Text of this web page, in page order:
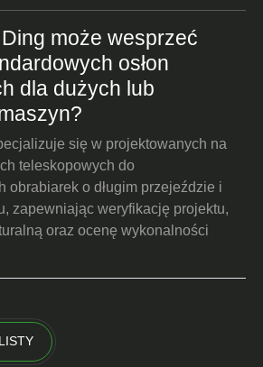
może wesprzeć
osłon
dla dużych lub
się w projektowanych na
teleskopowych do
obrabiarek o długim przejeździe i
zapewniając weryfikację projektu,
oraz ocenę wykonalności